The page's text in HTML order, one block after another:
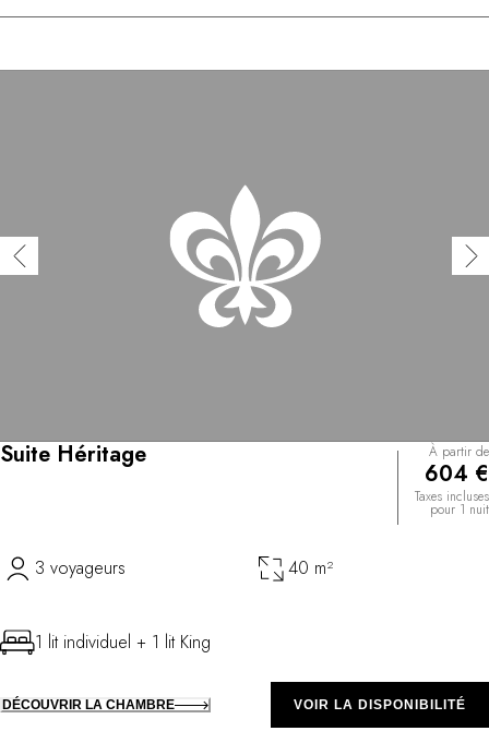
Suite Héritage À partir de
604 €
Taxes incluses
pour 1 nuit
3 voyageurs 40 m²
1 lit individuel + 1 lit King
DÉCOUVRIR LA CHAMBRE VOIR LA DISPONIBILITÉ